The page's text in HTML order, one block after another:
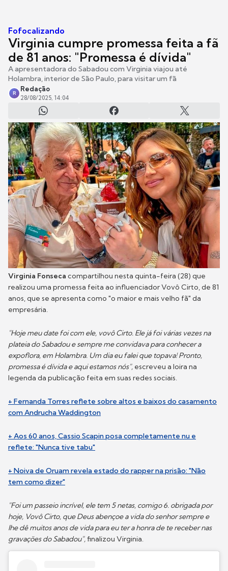
Fofocalizando
Virginia cumpre promessa feita a fã
de 81 anos: "Promessa é dívida"
A apresentadora do Sabadou com Virginia viajou até
Holambra, interior de São Paulo, para visitar um fã
R
Redação
28/08/2025, 14:04
Virginia Fonseca compartilhou nesta quinta-feira (28) que
realizou uma promessa feita ao influenciador Vovô Cirto, de 81
anos, que se apresenta como "o maior e mais velho fã" da
empresária.
"Hoje meu date foi com ele, vovô Cirto. Ele já foi várias vezes na
plateia do Sabadou e sempre me convidava para conhecer a
expoflora, em Holambra. Um dia eu falei que topava! Pronto,
promessa é dívida e aqui estamos nós", escreveu a loira na
legenda da publicação feita em suas redes sociais.
+ Fernanda Torres reflete sobre altos e baixos do casamento
com Andrucha Waddington
+ Aos 60 anos, Cassio Scapin posa completamente nu e
reflete: "Nunca tive tabu"
+ Noiva de Oruam revela estado do rapper na prisão: "Não
tem como dizer"
"Foi um passeio incrível, ele tem 5 netas, comigo 6. obrigada por
hoje, Vovô Cirto, que Deus abençoe a vida do senhor sempre e
lhe dê muitos anos de vida para eu ter a honra de te receber nas
gravações do Sabadou",finalizou Virginia.